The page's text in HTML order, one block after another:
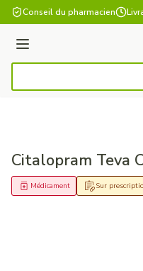
Aller au contenu
Conseil du pharmacien
Menu
Citalopram Teva
Sur
Médicament